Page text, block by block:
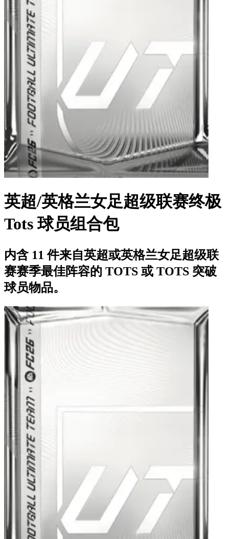
英超/英格兰女足超级联赛终极
Tots 球员组合包
内含 11 件来自英超或英格兰女足超级联
赛赛季最佳阵容的 TOTS 或 TOTS 突破
球员物品。